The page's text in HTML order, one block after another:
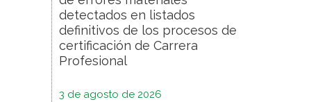
detectados en listados
definitivos de los procesos de
certificación de Carrera
Profesional
3 de agosto de 2026